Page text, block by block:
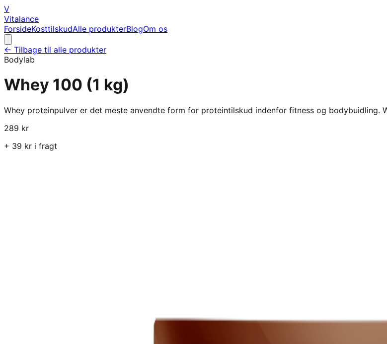
V
Vitalance
ForsideKosttilskudAlle produkterBlogOm os
← Tilbage til alle produkter
Bodylab
Whey 100 (1 kg)
Whey proteinpulver er det meste anvendte form for proteintilskud indenfor fitness og bodybuidling.
289 kr
+ 39 kr i fragt